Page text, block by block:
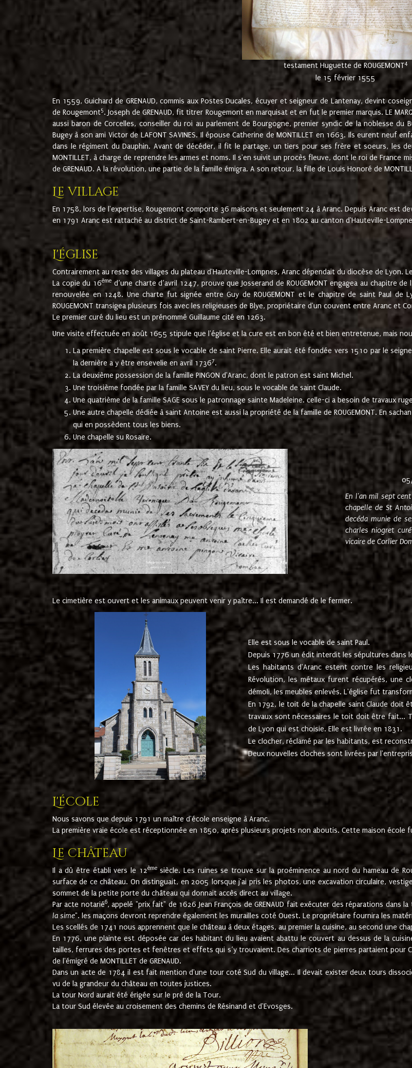
testament Huguette de ROUGEMONT4
le 15 février 1555
En 1559, Guichard de GRENAUD, commis aux Postes Ducales, écuyer et seigneur de Lantenay, devint
de Rougemont5. Joseph de GRENAUD, fit titrer Rougemont en marquisat et en fut le premier marquis. LE
aussi baron de Corcelles, conseiller du roi au parlement de Bourgogne, premier syndic de la noblesse du
Bugey à son ami Victor de LAFONT SAVINES. Il épouse Catherine de MONTILLET en 1663. Ils eurent neuf
dans le régiment du Dauphin. Avant de décéder, il fit le partage, un tiers pour ses frère et soeurs, les
MONTILLET, à charge de reprendre les armes et noms. Il s'en suivit un procès fleuve, dont le roi de France
de GRENAUD. A la révolution, une partie de la famille émigra. A son retour, la fille de Louis Honoré de
Le village
En 1758, lors de l'expertise, Rougemont comporte 36 maisons et seulement 24 à Aranc. Depuis Aranc est
en 1791 Aranc est rattaché au district de Saint-Rambert-en-Bugey et en 1802 au canton d'Hauteville-
L'église
Contrairement au reste des villages du plateau d'Hauteville-Lompnes, Aranc dépendait du diocèse de Lyon.
La copie du 16ème d’une charte d’avril 1247, prouve que Josserand de ROUGEMONT engagea au chapitre
renouvelée en 1248. Une charte fut signée entre Guy de ROUGEMONT et le chapitre de saint Paul de
ROUGEMONT transigea plusieurs fois avec les religieuses de Blye, propriétaire d'un couvent entre Aranc et
Le premier curé du lieu est un prénommé Guillaume cité en 1263.
Une visite effectuée en août 1655 stipule que l'église et la cure est en bon été et bien entretenue, mais
La première chapelle est sous le vocable de saint Pierre. Elle aurait été fondée vers 1510 par le
la dernière a y être ensevelie en avril 17367.
La deuxième possession de la famille PINGON d'Aranc, dont le patron est saint Michel.
Une troisième fondée par la famille SAVEY du lieu, sous le vocable de saint Claude.
Une quatrième de la famille SAGE sous le patronnage sainte Madeleine. celle-ci a besoin de travaux
Une autre chapelle dédiée à saint Antoine est aussi la propriété de la famille de ROUGEMONT. En
qui en possèdent tous les biens.
Une chapelle su Rosaire.
En l'an mil sept
chapelle de St
decéda munie de
charles niogret
vicaire de Corlier
Le cimetière est ouvert et les animaux peuvent venir y paître... Il est demandé de le fermer.
Elle est sous le vocable de saint Paul.
Depuis 1776 un édit interdit les sépultures dans
Les habitants d'Aranc estent contre les
Révolution, les métaux furent récupérés, une
démoli, les meubles enlevés. L'église fut
En 1792, le toit de la chapelle saint Claude doit
travaux sont nécessaires le toit doit être fait...
de Lyon qui est choisie. Elle est livrée en 1831.
Le clocher, réclamé par les habitants, est
Deux nouvelles cloches sont livrées par
L'école
Nous savons que depuis 1791 un maître d'école enseigne à Aranc.
La première vraie école est réceptionnée en 1850, après plusieurs projets non aboutis. Cette maison
Le château
Il a dû être établi vers le 12èmesiècle. Les ruines se trouve sur la proéminence au nord du hameau de
surface de ce château. On distinguait, en 2005 lorsque j'ai pris les photos, une excavation circulaire,
sommet de la petite porte du château qui donnait accès direct au village.
Par acte notarié6, appelé "prix fait" de 1626 Jean François de GRENAUD fait exécuter des réparations dans
la sime". les maçons devront reprendre également les murailles coté Ouest. Le propriétaire fournira les
Les scellés de 1741 nous apprennent que le château à deux étages, au premier la cuisine, au second une
En 1776, une plainte est déposée car des habitant du lieu avaient abattu le couvert au dessus de la
tailles, ferrures des portes et fenêtres et effets qui s’y trouvaient. Des charriots de pierres partaient pour
de l'émigré de MONTILLET de GRENAUD.
Dans un acte de 1784 il est fait mention d'une tour coté Sud du village... Il devait exister deux tours
vu de la grandeur du château en toutes justices.
La tour Nord aurait été érigée sur le pré de la Tour.
La tour Sud élevée au croisement des chemins de Résinand et d'Evosges.